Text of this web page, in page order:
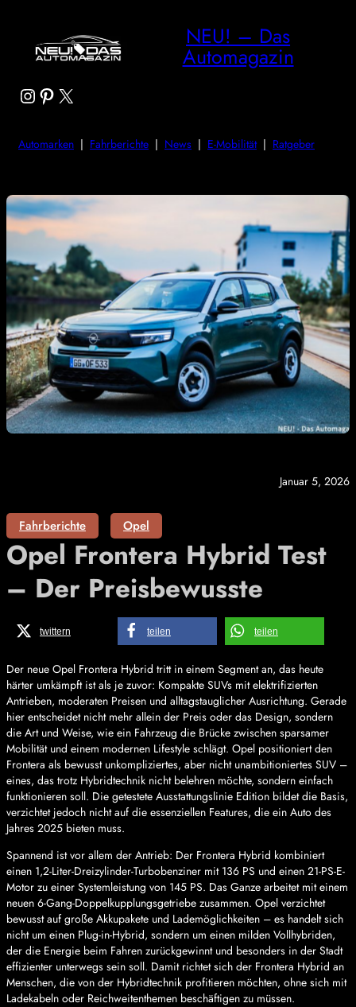
NEU! – Das
Automagazin
Instagram
Pinterest
X
Automarken | Fahrberichte | News | E-Mobilität| Ratgeber
Januar 5, 2026
Fahrberichte Opel
Opel Frontera Hybrid Test
– Der Preisbewusste
twittern teilen teilen
Der neue Opel Frontera Hybrid tritt in einem Segment an, das heute
härter umkämpft ist als je zuvor: Kompakte SUVs mit elektrifizierten
Antrieben, moderaten Preisen und alltagstauglicher Ausrichtung. Gerade
hier entscheidet nicht mehr allein der Preis oder das Design, sondern
die Art und Weise, wie ein Fahrzeug die Brücke zwischen sparsamer
Mobilität und einem modernen Lifestyle schlägt. Opel positioniert den
Frontera als bewusst unkompliziertes, aber nicht unambitioniertes SUV –
eines, das trotz Hybridtechnik nicht belehren möchte, sondern einfach
funktionieren soll. Die getestete Ausstattungslinie Edition bildet die Basis,
verzichtet jedoch nicht auf die essenziellen Features, die ein Auto des
Jahres 2025 bieten muss.
Spannend ist vor allem der Antrieb: Der Frontera Hybrid kombiniert
einen 1,2-Liter-Dreizylinder-Turbobenziner mit 136 PS und einen 21-PS-E-
Motor zu einer Systemleistung von 145 PS. Das Ganze arbeitet mit einem
neuen 6-Gang-Doppelkupplungsgetriebe zusammen. Opel verzichtet
bewusst auf große Akkupakete und Lademöglichkeiten – es handelt sich
nicht um einen Plug-in-Hybrid, sondern um einen milden Vollhybriden,
der die Energie beim Fahren zurückgewinnt und besonders in der Stadt
effizienter unterwegs sein soll. Damit richtet sich der Frontera Hybrid an
Menschen, die von der Hybridtechnik profitieren möchten, ohne sich mit
Ladekabeln oder Reichweitenthemen beschäftigen zu müssen.